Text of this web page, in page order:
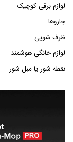
لوازم برقی کوچیک
جاروها
ظرف شویی
لوازم خانگی هوشمند
نقطه شور یا مبل شور